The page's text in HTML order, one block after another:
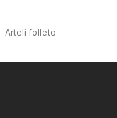
Arteli folleto